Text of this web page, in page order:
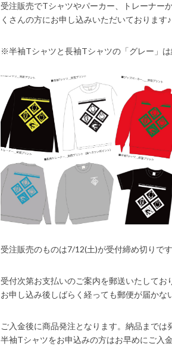
受注販売でTシャツやパーカー、トレーナー
くさんの方にお申し込みいただいております♪
※半袖Tシャツと長袖Tシャツの「グレー」
受注販売のものは7/12(土)が受付締め切りです
受付次第お支払いのご案内を郵送いたしてお
お申し込み後しばらく経っても郵便が届かな
ご入金後に商品発注となります。納品までは
半袖Tシャツをお申込みの方はお早めにご入